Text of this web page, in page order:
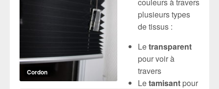
Cordon
plusieurs types
de tissus :
Letransparent
pour voir à
travers
Letamisant pour